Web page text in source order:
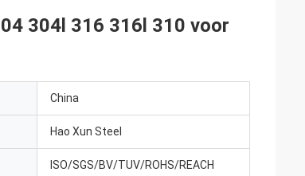
304l 316 316l 310 voor
China
Hao Xun Steel
ISO/SGS/BV/TUV/ROHS/REACH